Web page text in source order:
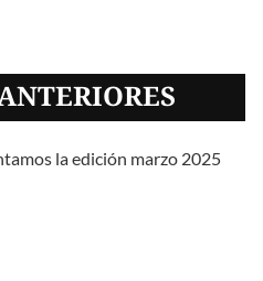
la edición marzo 2025